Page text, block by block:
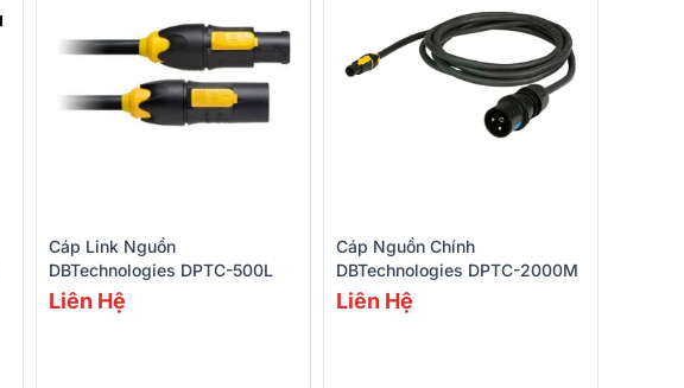
Cáp Link Nguồn
DBTechnologies DPTC-500L
Liên Hệ
Cáp Nguồn Chính
DBTechnologies DPTC-2000M
Liên Hệ